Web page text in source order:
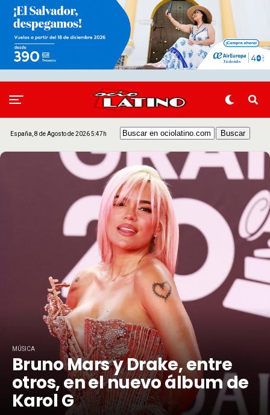
España, 8 de Agosto de 2026 5:47h
MÚSICA
Bruno Mars y Drake, entre
otros, en el nuevo álbum de
Karol G